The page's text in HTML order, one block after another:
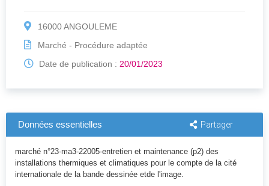
16000 ANGOULEME
Marché - Procédure adaptée
Date de publication : 20/01/2023
Données essentielles Partager
marché n°23-ma3-22005-entretien et maintenance (p2) des
installations thermiques et climatiques pour le compte de la cité
internationale de la bande dessinée etde l'image.